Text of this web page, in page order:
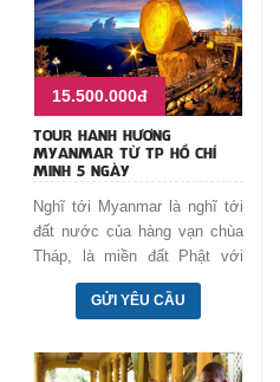
15.500.000đ
TOUR HÀNH HƯƠNG
MYANMAR TỪ TP HỒ CHÍ
MINH 5 NGÀY
Nghĩ tới Myanmar là nghĩ tới
đất nước của hàng vạn chùa
Tháp, là miền đất Phật với
khoảng 90% dân số theo Phật
giáo. Tour du du lịch hành
chương trình tour đặc biệt mà
GỬI YÊU CẦU